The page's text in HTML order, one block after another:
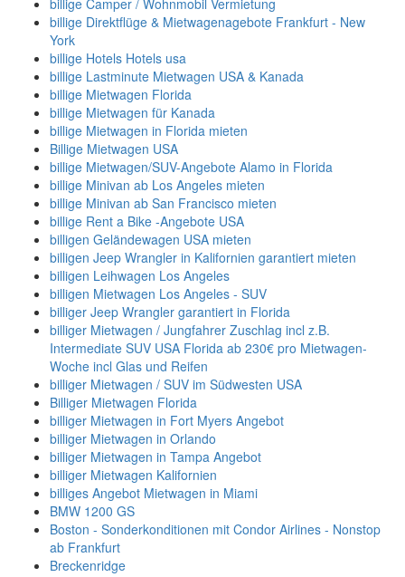
billige Camper / Wohnmobil Vermietung
billige Direktflüge & Mietwagenagebote Frankfurt - New
York
billige Hotels Hotels usa
billige Lastminute Mietwagen USA & Kanada
billige Mietwagen Florida
billige Mietwagen für Kanada
billige Mietwagen in Florida mieten
Billige Mietwagen USA
billige Mietwagen/SUV-Angebote Alamo in Florida
billige Minivan ab Los Angeles mieten
billige Minivan ab San Francisco mieten
billige Rent a Bike -Angebote USA
billigen Geländewagen USA mieten
billigen Jeep Wrangler in Kalifornien garantiert mieten
billigen Leihwagen Los Angeles
billigen Mietwagen Los Angeles - SUV
billiger Jeep Wrangler garantiert in Florida
billiger Mietwagen / Jungfahrer Zuschlag incl z.B.
Intermediate SUV USA Florida ab 230€ pro Mietwagen-
Woche incl Glas und Reifen
billiger Mietwagen / SUV im Südwesten USA
Billiger Mietwagen Florida
billiger Mietwagen in Fort Myers Angebot
billiger Mietwagen in Orlando
billiger Mietwagen in Tampa Angebot
billiger Mietwagen Kalifornien
billiges Angebot Mietwagen in Miami
BMW 1200 GS
Boston - Sonderkonditionen mit Condor Airlines - Nonstop
ab Frankfurt
Breckenridge